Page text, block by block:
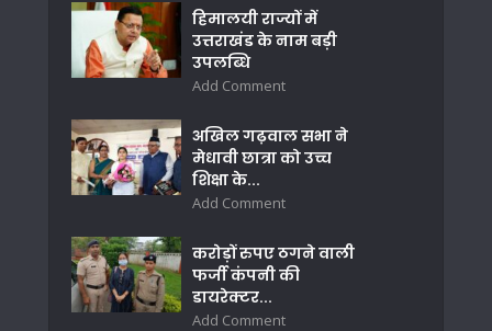
हिमालयी राज्यों में
उत्तराखंड के नाम बड़ी
उपलब्धि
Add Comment
अखिल गढ़वाल सभा ने
मेधावी छात्रा को उच्च
शिक्षा के...
Add Comment
करोड़ों रुपए ठगने वाली
फर्जी कंपनी की
डायरेक्टर...
Add Comment